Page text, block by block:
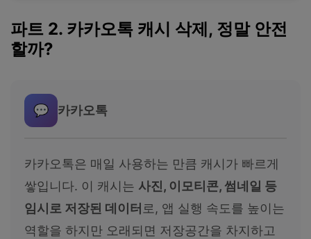
파트 2. 카카오톡 캐시 삭제, 정말 안전
할까?
💬 카카오톡
카카오톡은 매일 사용하는 만큼 캐시가 빠르게
쌓입니다. 이 캐시는 사진, 이모티콘, 썸네일 등
임시로 저장된 데이터 로, 앱 실행 속도를 높이는
역할을 하지만 오래되면 저장공간을 차지하고